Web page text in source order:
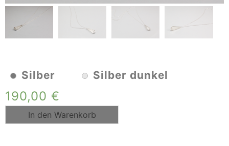
Silber Silber dunkel
190,00 €
In den Warenkorb